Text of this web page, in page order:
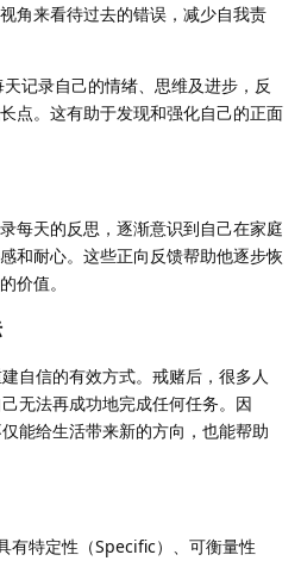
角来看待过去的错误，减少自我责
天记录自己的情绪、思维及进步，反
点。这有助于发现和强化自己的正面
每天的反思，逐渐意识到自己在家庭
和耐心。这些正向反馈帮助他逐步恢
价值。
自信的有效方式。戒赌后，很多人
无法再成功地完成任何任务。因
能给生活带来新的方向，也能帮助
有特定性（Specific）、可衡量性